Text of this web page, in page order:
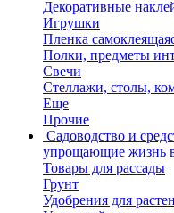
Декоративные
Игрушки
Пленка
Полки, предметы
Свечи
Стеллажи, столы,
Еще
Прочие
Садоводство и
упрощающие жизнь
Товары для рассады
Грунт
Удобрения для